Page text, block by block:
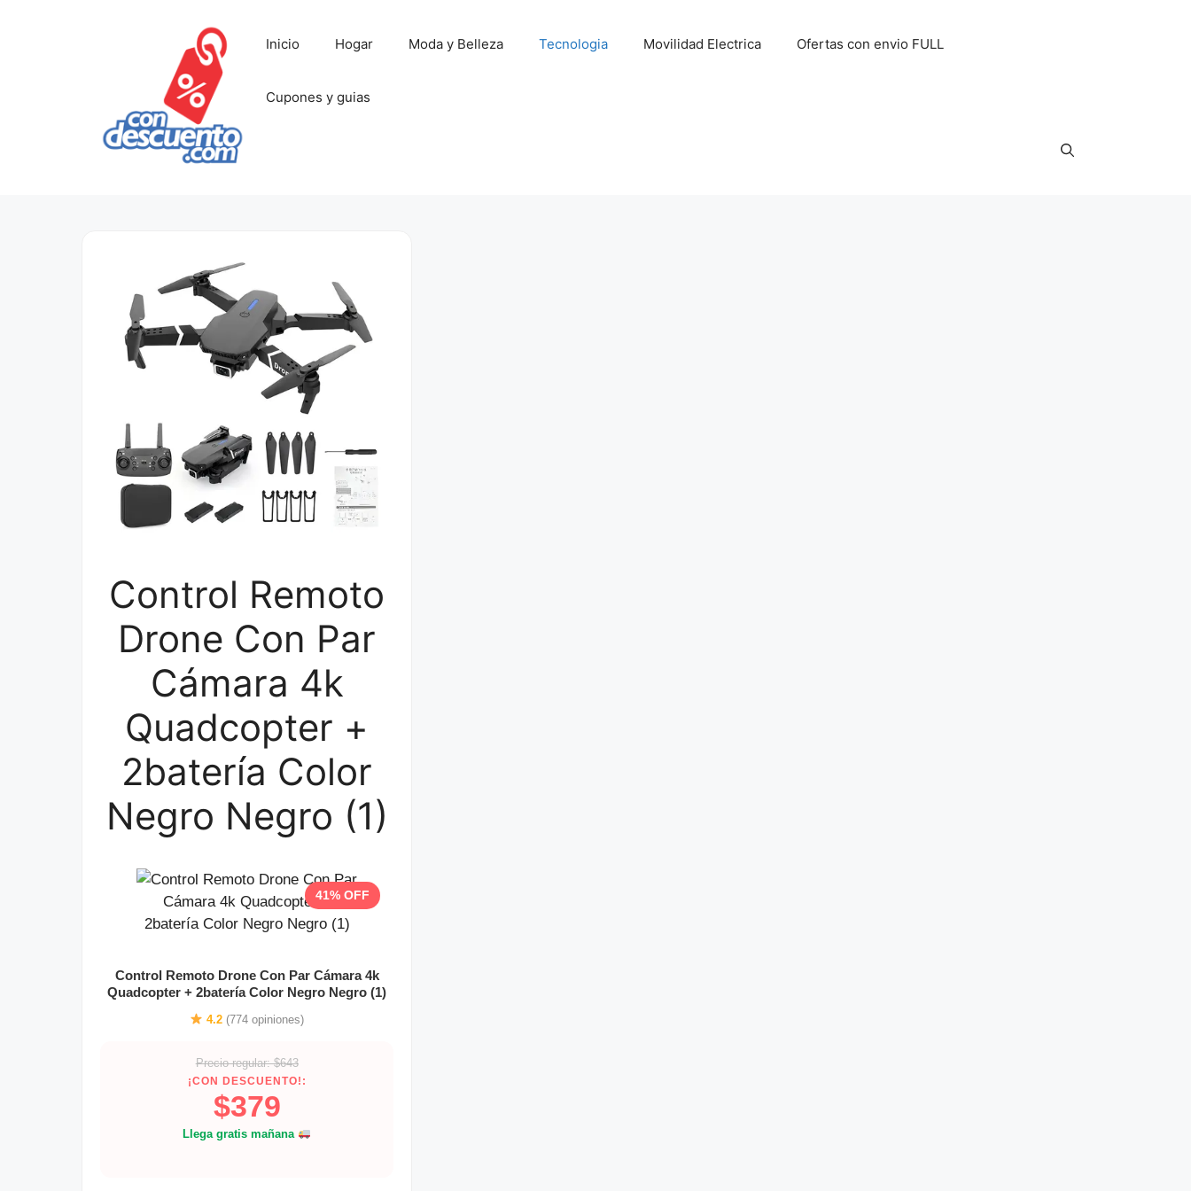
Inicio Hogar Moda y Belleza Tecnologia Movilidad Electrica Ofertas con envio FULL
Cupones y guias
Control Remoto
Drone Con Par
Cámara 4k
Quadcopter +
2batería Color
Negro Negro (1)
41% OFF
Control Remoto Drone Con Par Cámara 4k
Quadcopter + 2batería Color Negro Negro (1)
4.2 (774 opiniones)
Precio regular: $643
¡CON DESCUENTO!:
$379
Llega gratis mañana